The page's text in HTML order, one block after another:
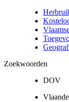
Zoekwoorden
DOV